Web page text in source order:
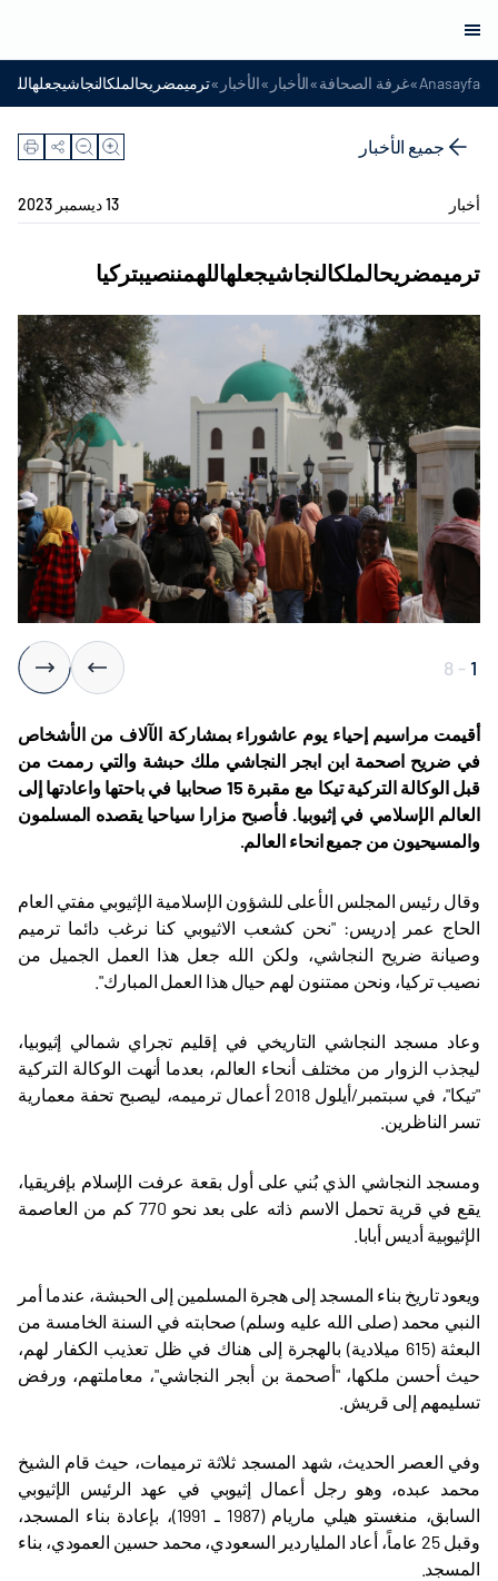
Anasayfa
»غرفة الصحافة»الأخبار »الأخبار »
جميع الأخبار
أخبار 13 ديسمبر 2023
ترميمضريحالملكالنجاشيجعلهاللهمننصيبتركيا
1
-
8
أقيمت مراسيم إحياء يوم عاشوراء بمشاركة الآلاف من الأشخاص
في ضريح اصحمة ابن ابجر النجاشي ملك حبشة والتي رممت من
قبل الوكالة التركية تيكا مع مقبرة 15 صحابيا في باحتها واعادتها إلى
العالم الإسلامي في إثيوبيا. فأصبح مزارا سياحيا يقصده المسلمون
والمسيحيون من جميع انحاء العالم.
وقال رئيس المجلس الأعلى للشؤون الإسلامية الإثيوبي مفتي العام
الحاج عمر إدريس: "نحن كشعب الاثيوبي كنا نرغب دائما ترميم
وصيانة ضريح النجاشي، ولكن الله جعل هذا العمل الجميل من
نصيب تركيا، ونحن ممتنون لهم حيال هذا العمل المبارك".
وعاد مسجد النجاشي التاريخي في إقليم تجراي شمالي إثيوبيا،
ليجذب الزوار من مختلف أنحاء العالم، بعدما أنهت الوكالة التركية
"تيكا"، في سبتمبر/أيلول 2018 أعمال ترميمه، ليصبح تحفة معمارية
تسر الناظرين
ومسجد النجاشي الذي بُني على أول بقعة عرفت الإسلام بإفريقيا،
يقع في قرية تحمل الاسم ذاته على بعد نحو 770 كم من العاصمة
الإثيوبية أديس أبابا
ويعود تاريخ بناء المسجد إلى هجرة المسلمين إلى الحبشة، عندما أمر
النبي محمد (صلى الله عليه وسلم) صحابته في السنة الخامسة من
البعثة (615 ميلادية) بالهجرة إلى هناك في ظل تعذيب الكفار لهم،
حيث أحسن ملكها، "أصحمة بن أبجر النجاشي"، معاملتهم، ورفض
تسليمهم إلى قريش
وفي العصر الحديث، شهد المسجد ثلاثة ترميمات، حيث قام الشيخ
محمد عبده، وهو رجل أعمال إثيوبي في عهد الرئيس الإثيوبي
السابق، منغستو هيلي ماريام (1987 ـ 1991)، بإعادة بناء المسجد،
وقبل 25 عاماً، أعاد الملياردير السعودي، محمد حسين العمودي، بناء
المسجد